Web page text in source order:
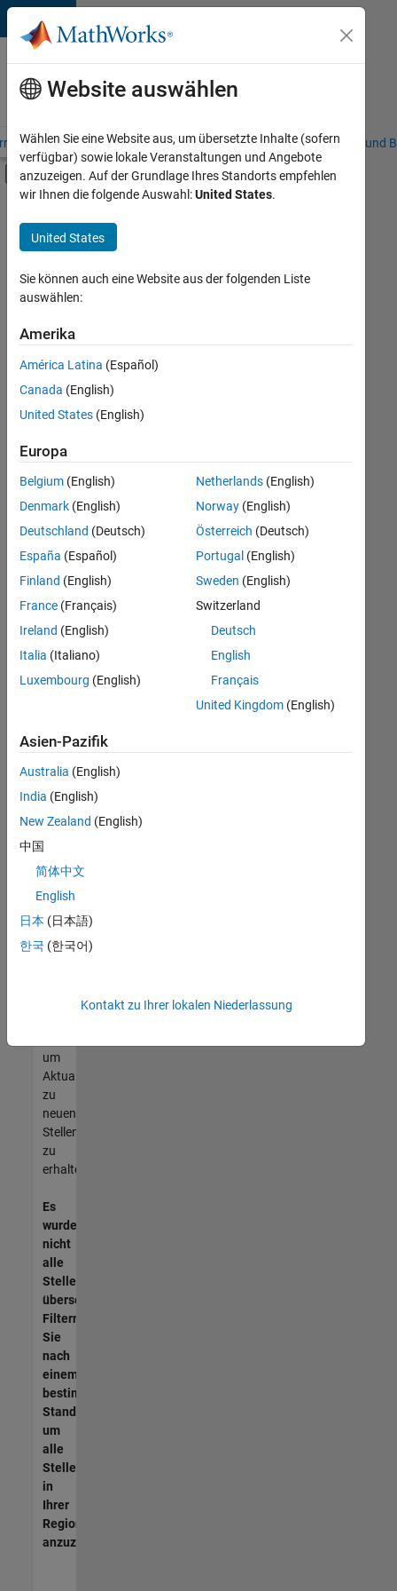
Weiter zum Inhalt
Karriere
bei
MathWorks
– Übersicht Stellensuche Niederlassungen Studierende und
Umschaltung für Off-Canvas-
Hauptinhalt
Information Technology
Education Sales
Sales Operations
Marketing Services
Finance and Operations
Human Resources
Legal
+6
Derzeit
es
keine
offenen
Stellen,
Ihren
Suchkriterien
entsprechen.
können
die
Suchkriterien
weiter
fassen
oder
alle
Stellenangebote
anzeigen .
noch
keine
offenen
Stellen
können,
die
Ihren
entsprechen,
werden
unseres
um
Aktualisierungen
zu
neuen
Stellenangeboten
zu
erhalten.
Es
wurden
nicht
alle
Stellen
übersetzt.
Filtern
Sie
nach
einem
bestimmten
Standort,
um
alle
Stellenangebote
in
Ihrer
Region
anzuzeigen.
Website auswählen
Wählen Sie eine Website aus, um übersetzte Inhalte (sofern
verfügbar) sowie lokale Veranstaltungen und Angebote
anzuzeigen. Auf der Grundlage Ihres Standorts empfehlen
wir Ihnen die folgende Auswahl:United States.
United States
Sie können auch eine Website aus der folgenden Liste
auswählen:
Amerika
América Latina (Español)
Canada (English)
United States (English)
Europa
Belgium (English)
Denmark (English)
Deutschland (Deutsch)
España (Español)
Finland (English)
France (Français)
Ireland (English)
Italia (Italiano)
Luxembourg (English)
Netherlands(English)
Norway(English)
Österreich (Deutsch)
Portugal (English)
Sweden (English)
Switzerland
Deutsch
English
Français
United Kingdom(English)
Asien-Pazifik
Australia (English)
India (English)
New Zealand (English)
中国
简体中文
English
日本 (日本語)
한국 (한국어)
Kontakt zu Ihrer lokalen Niederlassung